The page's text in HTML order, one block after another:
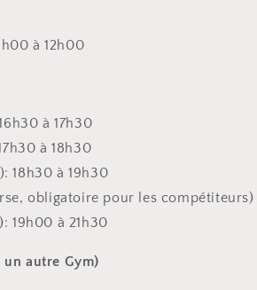
à 12h00
à 17h30
à 18h30
18h30 à 19h30
obligatoire pour les compétiteurs)
19h00 à 21h30
autre Gym)